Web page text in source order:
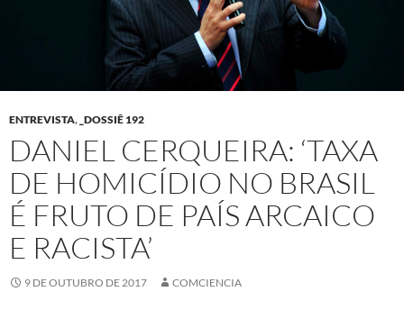
ENTREVISTA, _DOSSIÊ 192
DANIEL CERQUEIRA: ‘TAXA
DE HOMICÍDIO NO BRASIL
É FRUTO DE PAÍS ARCAICO
E RACISTA’
9 DE OUTUBRO DE 2017 COMCIENCIA